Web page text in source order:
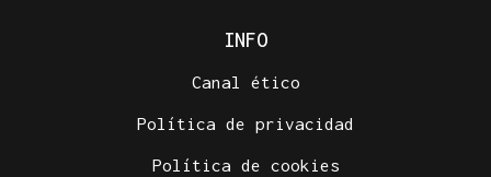
INFO
Canal ético
Política de privacidad
Política de cookies